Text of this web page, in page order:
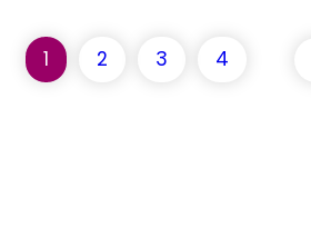
1 2 3 4